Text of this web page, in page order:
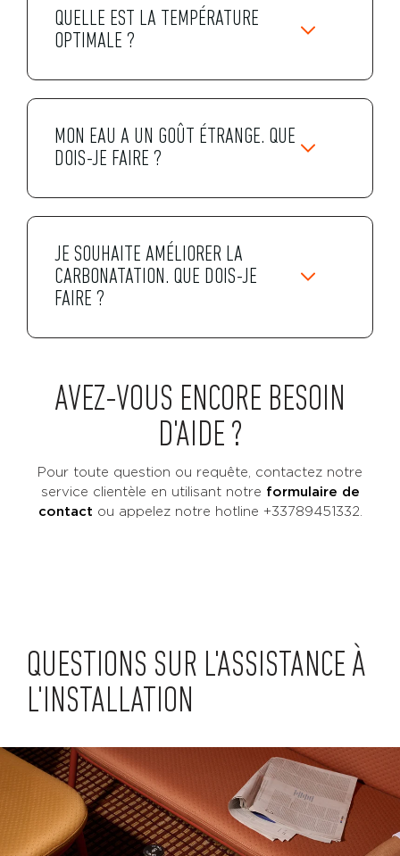
QUELLE EST LA TEMPÉRATURE
OPTIMALE ?
MON EAU A UN GOÛT ÉTRANGE. QUE
DOIS-JE FAIRE ?
JE SOUHAITE AMÉLIORER LA
CARBONATATION. QUE DOIS-JE
FAIRE ?
AVEZ-VOUS ENCORE BESOIN
D'AIDE ?
Pour toute question ou requête, contactez notre
service clientèle en utilisant notre formulaire de
contact ou appelez notre hotline +33789451332.
QUESTIONS SUR L'ASSISTANCE À
L'INSTALLATION